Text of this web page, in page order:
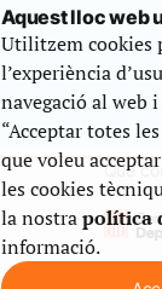
Que
Aquest lloc web
Utilitzem cookies
l’experiència
navegació al web
“Acceptar totes
que voleu
les cookies
la nostrapolítica
informació.